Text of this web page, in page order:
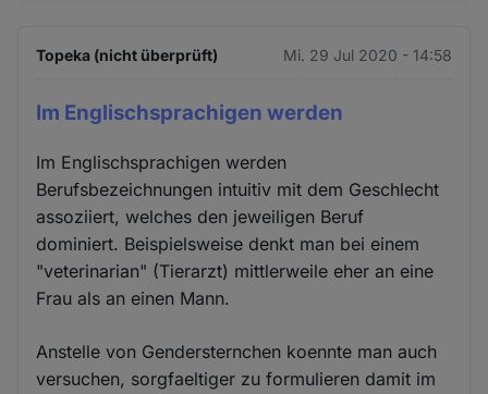
Topeka (nicht überprüft) Mi. 29 Jul 2020 - 14:58
Im Englischsprachigen werden
Im Englischsprachigen werden
Berufsbezeichnungen intuitiv mit dem Geschlecht
assoziiert, welches den jeweiligen Beruf
dominiert. Beispielsweise denkt man bei einem
"veterinarian" (Tierarzt) mittlerweile eher an eine
Frau als an einen Mann.
Anstelle von Gendersternchen koennte man auch
versuchen, sorgfaeltiger zu formulieren damit im